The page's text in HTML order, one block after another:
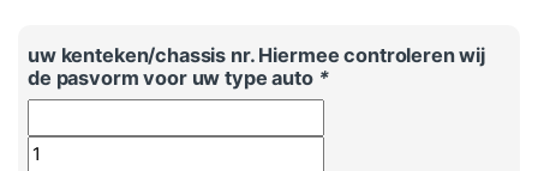
uw kenteken/chassis nr. Hiermee controleren wij
de pasvorm voor uw type auto *
Originele VW Touareg ruitenwissers aerotwin aantal